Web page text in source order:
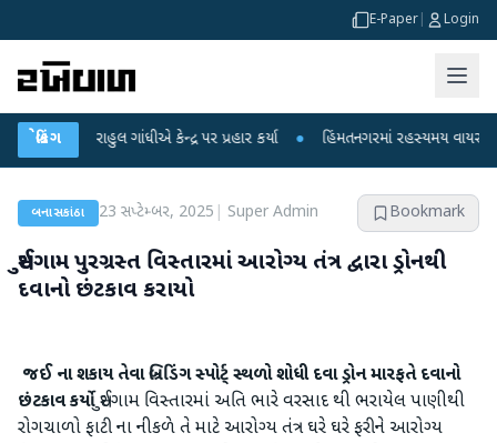
E-Paper Login
બ્રેકિંગ
પર રાહુલ ગાંધીએ કેન્દ્ર પર પ્રહાર કર્યા ● હિંમતનગરમાં રહસ્યમય વાયરસ કે
બનાસકાંઠા 23 સપ્ટેમ્બર, 2025 Super Admin Bookmark
સુઈગામ પુરગ્રસ્ત વિસ્તારમાં આરોગ્ય તંત્ર દ્વારા ડ્રોનથી
દવાનો છંટકાવ કરાયો
જઈ ના શકાય તેવા બ્રિડિંગ સ્પોર્ટ્ સ્થળો શોધી દવા ડ્રોન મારફતે દવાનો
છંટકાવ કર્યોસુઈગામ વિસ્તારમાં અતિ ભારે વરસાદ થી ભરાયેલ પાણીથી
રોગચાળો ફાટી ના નીકળે તે માટે આરોગ્ય તંત્ર ઘરે ઘરે ફરીને આરોગ્ય